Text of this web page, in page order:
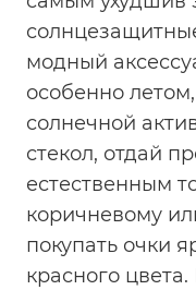
модный
особенно
солнечной
стекол, отдай
естественным
коричневому
покупать очки
красного